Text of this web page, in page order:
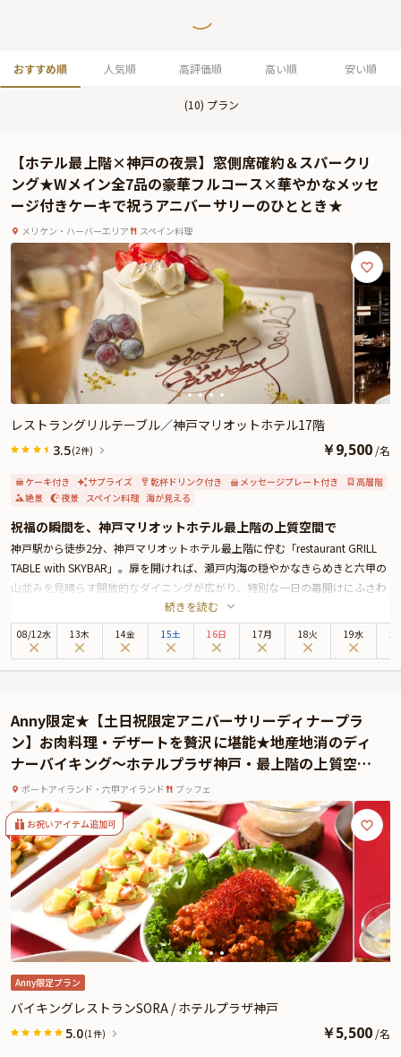
おすすめ順 人気順 高評価順 高い順 安い順
(10) プラン
【ホテル最上階×神戸の夜景】窓側席確約＆スパークリ
ング★Wメイン全7品の豪華フルコース×華やかなメッセ
ージ付きケーキで祝うアニバーサリーのひととき★
メリケン・ハーバーエリア スペイン料理
レストラングリルテーブル／神戸マリオットホテル17階
3.5(2件) ￥9,500 /名
ケーキ付き サプライズ 乾杯ドリンク付き メッセージプレート付き
高層階
絶景
夜景 スペイン料理 海が見える
祝福の瞬間を、神戸マリオットホテル最上階の上質空間で
神戸駅から徒歩2分、神戸マリオットホテル最上階に佇む「restaurant GRILL
TABLE with SKYBAR」。扉を開ければ、瀬戸内海の穏やかなきらめきと六甲の
山並みを見晴らす開放的なダイニングが広がり、特別な一日の幕開けにふさわ
しい非日常が待っています。お席は、大きな窓から絶景を望むテーブル席をご
用意。夕暮れから夜へと移りゆく空と海の表情が、おふたりの記念日を静かに
彩ります。
を。そして食後には、お好きな言葉を添えたメッセージプレートをデザートと
ともにご用意いたします。
さらに、記念日を彩る花束のプレゼントも有料オプションでご用意可能。大切
な人への感謝と想いを、美景と美食に包まれた時間に込めてお過ごしくださ
い。
続きを読む
08/12水 13木 14金 15土 16日 17月 18火 19水
Anny限定★【土日祝限定アニバーサリーディナープラ
ン】お肉料理・デザートを贅沢に堪能★地産地消のディ
ナーバイキング〜ホテルプラザ神戸・最上階の上質空間
で楽しむアニバーサリーディナー
ポートアイランド・六甲アイランド ブッフェ
お祝いアイテム追加可
Anny限定プラン
バイキングレストランSORA / ホテルプラザ神戸
5.0(1件) ￥5,500 /名